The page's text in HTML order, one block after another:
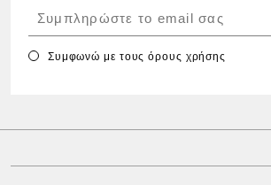
Συμφωνώ με τουςόρους χρήσης